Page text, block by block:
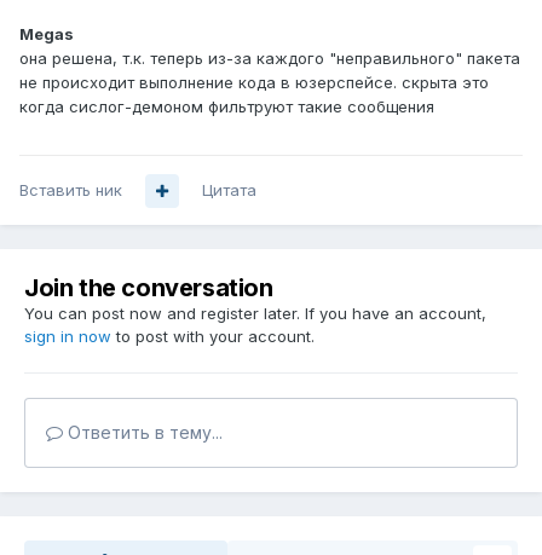
Megas
она решена, т.к. теперь из-за каждого "неправильного" пакета
не происходит выполнение кода в юзерспейсе. скрыта это
когда сислог-демоном фильтруют такие сообщения
Вставить ник Цитата
Join the conversation
You can post now and register later. If you have an account,
sign in now to post with your account.
Ответить в тему...